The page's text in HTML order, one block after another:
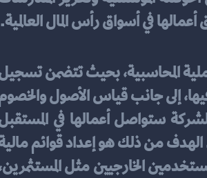
في أسواق رأس المال العالمية.